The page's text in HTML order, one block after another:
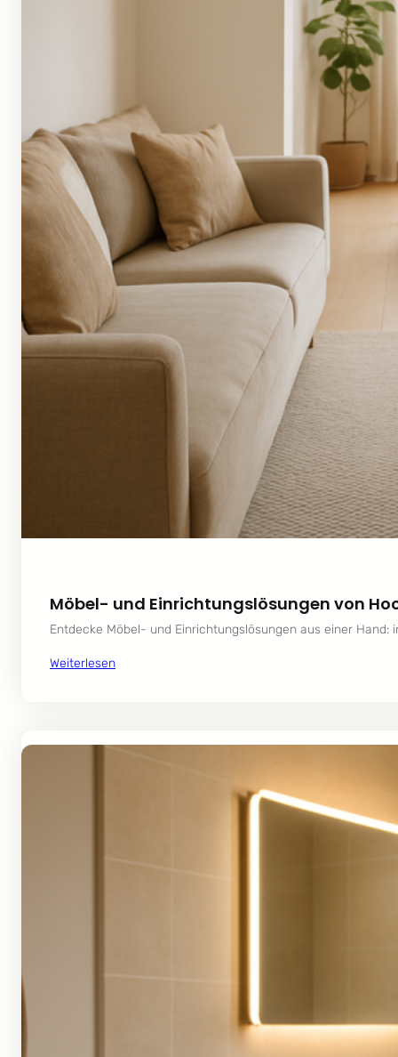
Möbel- und Einrichtungslösungen von
Entdecke Möbel- und Einrichtungslösungen aus einer Hand:
Weiterlesen